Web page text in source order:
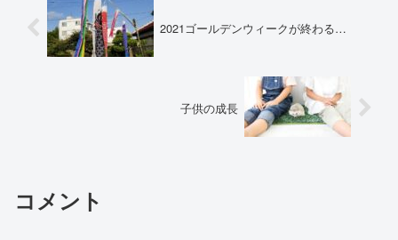
2021ゴールデンウィークが終わる…
子供の成長
コメント